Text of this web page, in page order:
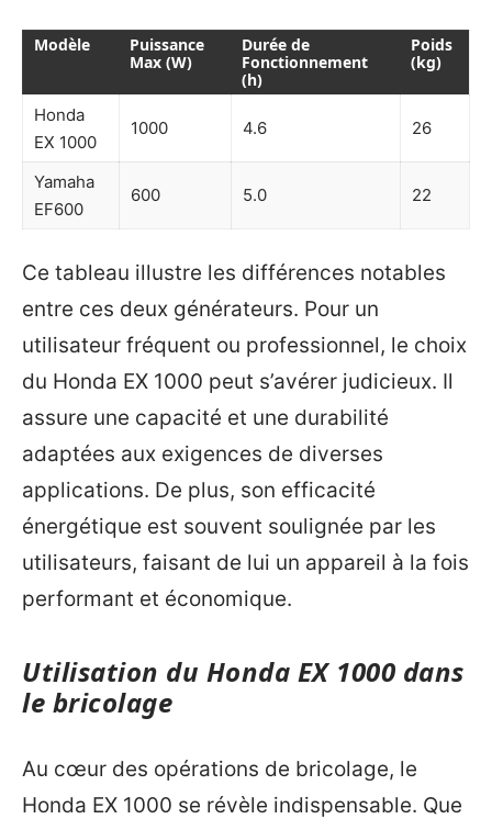
Modèle
Puissance
Max (W)
Durée de
Fonctionnement
(h)
Poids
(kg)
Honda
EX 1000
1000 4.6 26
Yamaha
EF600
600 5.0 22
Ce tableau illustre les différences notables
entre ces deux générateurs. Pour un
utilisateur fréquent ou professionnel, le choix
du Honda EX 1000 peut s’avérer judicieux. Il
assure une capacité et une durabilité
adaptées aux exigences de diverses
applications. De plus, son efficacité
énergétique est souvent soulignée par les
utilisateurs, faisant de lui un appareil à la fois
performant et économique.
Utilisation du Honda EX 1000 dans
le bricolage
Au cœur des opérations de bricolage, le
Honda EX 1000 se révèle indispensable. Que